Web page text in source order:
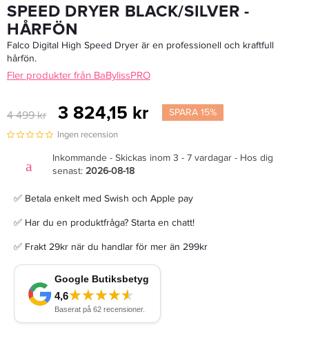
SPEED DRYER BLACK/SILVER -
HÅRFÖN
Falco Digital High Speed Dryer är en professionell och kraftfull
hårfön.
Fler produkter från BaBylissPRO
4 499 kr 3 824,15 kr SPARA 15%
Ingen recension
Inkommande - Skickas inom 3 - 7 vardagar - Hos dig
senast: 2026-08-18
✅ Betala enkelt med Swish och Apple pay
✅ Har du en produktfråga? Starta en chatt!
✅ Frakt 29kr när du handlar för mer än 299kr